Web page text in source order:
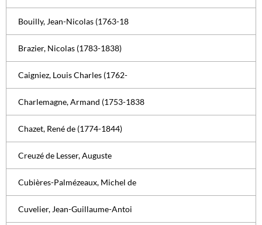
Bouilly, Jean-Nicolas (1763-18
Brazier, Nicolas (1783-1838)
Caigniez, Louis Charles (1762-
Charlemagne, Armand (1753-1838
Chazet, René de (1774-1844)
Creuzé de Lesser, Auguste
Cubières-Palmézeaux, Michel de
Cuvelier, Jean-Guillaume-Antoi